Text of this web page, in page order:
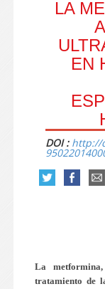
LA
EN
DOI : http://
La
tratamiento de